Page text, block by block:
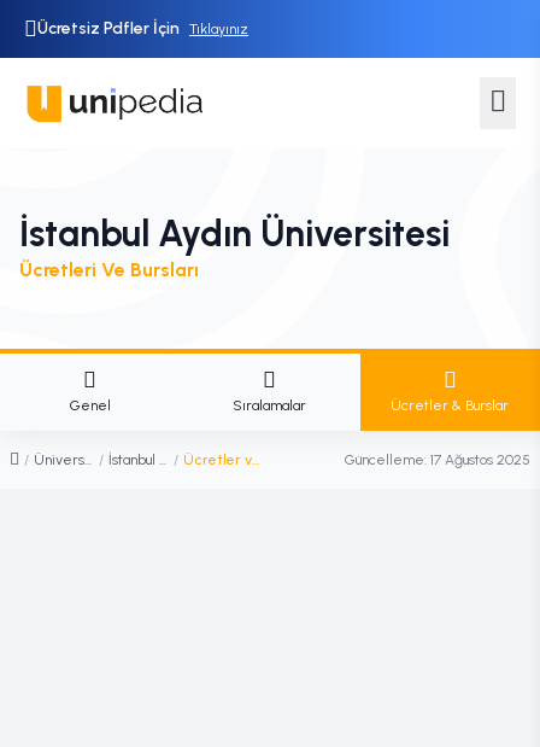
Ücretsiz Pdfler İçin Tıklayınız
İstanbul Aydın Üniversitesi
Ücretleri Ve Bursları
Genel Sıralamalar Ücretler & Burslar
/ Üniversiteler / İstanbul Aydın Üniversitesi / Ücretler ve Burslar Güncelleme: 17 Ağustos 2025